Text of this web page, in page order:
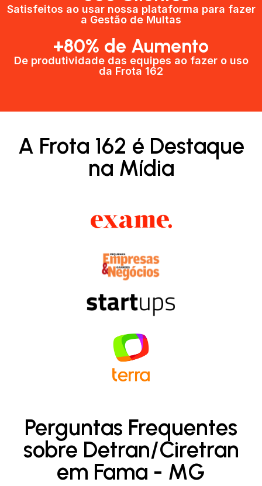
Satisfeitos ao usar nossa plataforma para fazer
a Gestão de Multas​
+80% de Aumento
De produtividade das equipes ao fazer o uso
da Frota 162​
A Frota 162 é Destaque
na Mídia
Perguntas Frequentes
sobre Detran/Ciretran
em Fama - MG